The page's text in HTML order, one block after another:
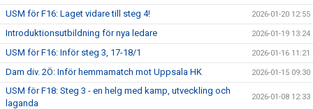
USM för F16: Laget vidare till steg 4! 2026-01-20 12:55
Introduktionsutbildning för nya ledare 2026-01-19 13:24
USM för F16: Inför steg 3, 17-18/1 2026-01-16 11:21
Dam div. 2Ö: Inför hemmamatch mot Uppsala HK 2026-01-15 09:30
USM för F18: Steg 3 - en helg med kamp, utveckling och
laganda
2026-01-08 12:33